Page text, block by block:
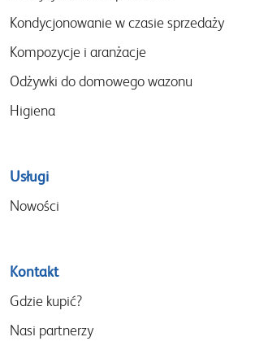
Kondycjonowanie w czasie sprzedaży
Kompozycje i aranżacje
Odżywki do domowego wazonu
Higiena
Usługi
Nowości
Kontakt
Gdzie kupić?
Nasi partnerzy